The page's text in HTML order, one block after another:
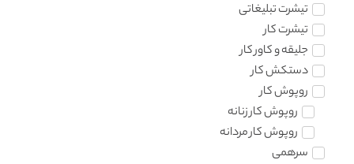
تیشرت تبلیغاتی
تیشرت کار
جلیقه و کاور کار
دستکش کار
روپوش کار
روپوش کار زنانه
روپوش کار مردانه
سرهمی